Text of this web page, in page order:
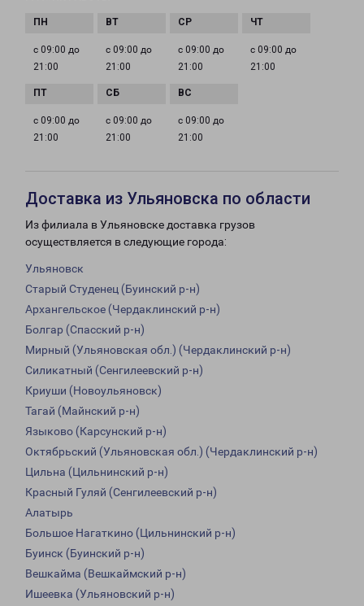
с 09:00 до
21:00
с 09:00 до
21:00
с 09:00 до
21:00
с 09:00 до
21:00
с 09:00 до
21:00
с 09:00 до
21:00
с 09:00 до
21:00
Доставка из Ульяновска по области
Из филиала в Ульяновске доставка грузов
осуществляется в следующие города:
Ульяновск
Старый Студенец (Буинский р-н)
Архангельское (Чердаклинский р-н)
Болгар (Спасский р-н)
Мирный (Ульяновская обл.) (Чердаклинский р-н)
Силикатный (Сенгилеевский р-н)
Криуши (Новоульяновск)
Тагай (Майнский р-н)
Языково (Карсунский р-н)
Октябрьский (Ульяновская обл.) (Чердаклинский р-н)
Цильна (Цильнинский р-н)
Красный Гуляй (Сенгилеевский р-н)
Алатырь
Большое Нагаткино (Цильнинский р-н)
Буинск (Буинский р-н)
Вешкайма (Вешкаймский р-н)
Ишеевка (Ульяновский р-н)